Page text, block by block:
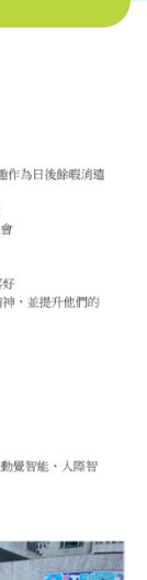
g